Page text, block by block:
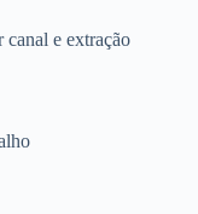
canal e extração